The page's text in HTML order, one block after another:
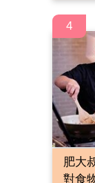
4
肥大
對食